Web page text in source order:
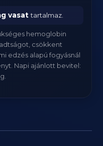
vasattartalmaz.
hemoglobin
csökkent
edzés alapú fogyásnál
Napi ajánlott bevitel: